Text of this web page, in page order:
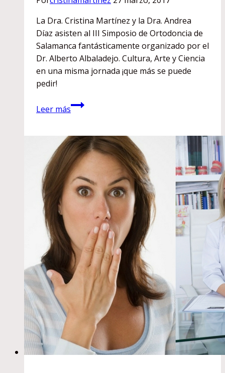
La Dra. Cristina Martínez y la Dra. Andrea
Díaz asisten al III Simposio de Ortodoncia de
Salamanca fantásticamente organizado por el
Dr. Alberto Albaladejo. Cultura, Arte y Ciencia
en una misma jornada ¡que más se puede
pedir!
Leer másIII
Simposio
Ortodoncia
(Salamanca)